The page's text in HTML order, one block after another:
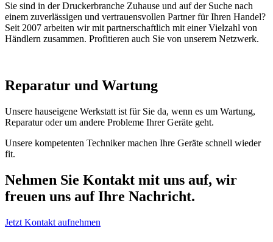
Sie sind in der Druckerbranche Zuhause und auf der Suche nach
einem zuverlässigen und vertrauensvollen Partner für Ihren Handel?
Seit 2007 arbeiten wir mit partnerschaftlich mit einer Vielzahl von
Händlern zusammen. Profitieren auch Sie von unserem Netzwerk.
Reparatur und Wartung
Unsere hauseigene Werkstatt ist für Sie da, wenn es um Wartung,
Reparatur oder um andere Probleme Ihrer Geräte geht.
Unsere kompetenten Techniker machen Ihre Geräte schnell wieder
fit.
Nehmen Sie Kontakt mit uns auf, wir
freuen uns auf Ihre Nachricht.
Jetzt Kontakt aufnehmen